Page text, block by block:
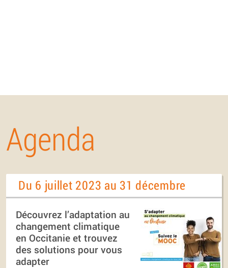
Agenda
Du 6 juillet 2023 au 31 décembre
Découvrez l’adaptation au
changement climatique
en Occitanie et trouvez
des solutions pour vous
adapter